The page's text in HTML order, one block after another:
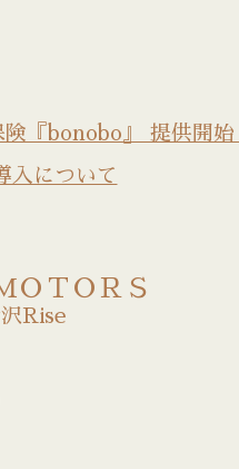
『bonobo』 提供開始
入について
ＴＯＲＳ
Rise